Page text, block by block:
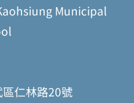
Municipal
仁林路20號